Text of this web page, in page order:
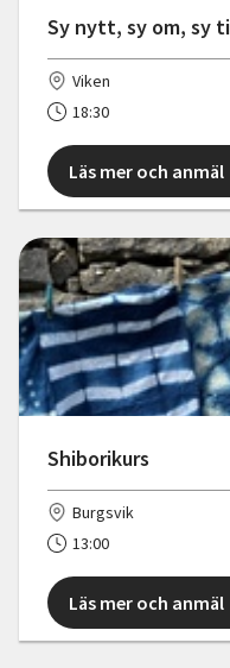
Sy nytt, sy om, sy
Viken
18:30
Läs mer och anmäl
Shiborikurs
Burgsvik
13:00
Läs mer och anmäl